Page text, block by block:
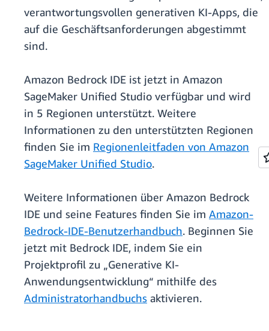
verantwortungsvollen generativen KI-Apps, die
auf die Geschäftsanforderungen abgestimmt
sind.
Amazon Bedrock IDE ist jetzt in Amazon
SageMaker Unified Studio verfügbar und wird
in 5 Regionen unterstützt. Weitere
Informationen zu den unterstützten Regionen
finden Sie im Regionenleitfaden von Amazon
SageMaker Unified Studio.
Weitere Informationen über Amazon Bedrock
IDE und seine Features finden Sie im Amazon-
Bedrock-IDE-Benutzerhandbuch. Beginnen Sie
jetzt mit Bedrock IDE, indem Sie ein
Projektprofil zu „Generative KI-
Anwendungsentwicklung“ mithilfe des
Administratorhandbuchs aktivieren.